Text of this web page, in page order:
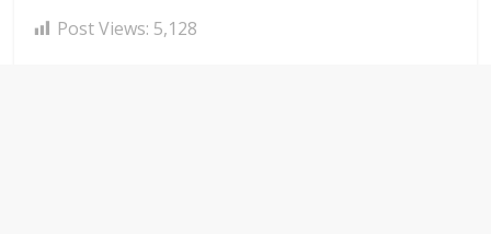
Post Views: 5,128